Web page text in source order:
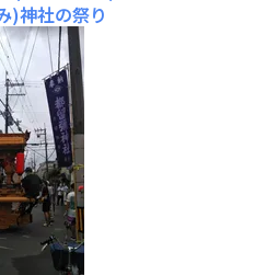
)神社の祭り